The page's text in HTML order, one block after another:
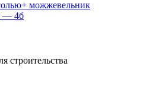
можжевельник
— 4б
строительства